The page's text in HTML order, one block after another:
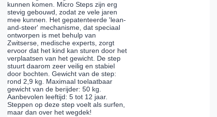
kunnen komen. Micro Steps zijn erg
stevig gebouwd, zodat ze vele jaren
mee kunnen. Het gepatenteerde 'lean-
and-steer' mechanisme, dat speciaal
ontworpen is met behulp van
Zwitserse, medische experts, zorgt
ervoor dat het kind kan sturen door het
verplaatsen van het gewicht. De step
stuurt daarom zeer veilig en stabiel
door bochten. Gewicht van de step:
rond 2,9 kg. Maximaal toelaatbaar
gewicht van de berijder: 50 kg.
Aanbevolen leeftijd: 5 tot 12 jaar.
Steppen op deze step voelt als surfen,
maar dan over het wegdek!